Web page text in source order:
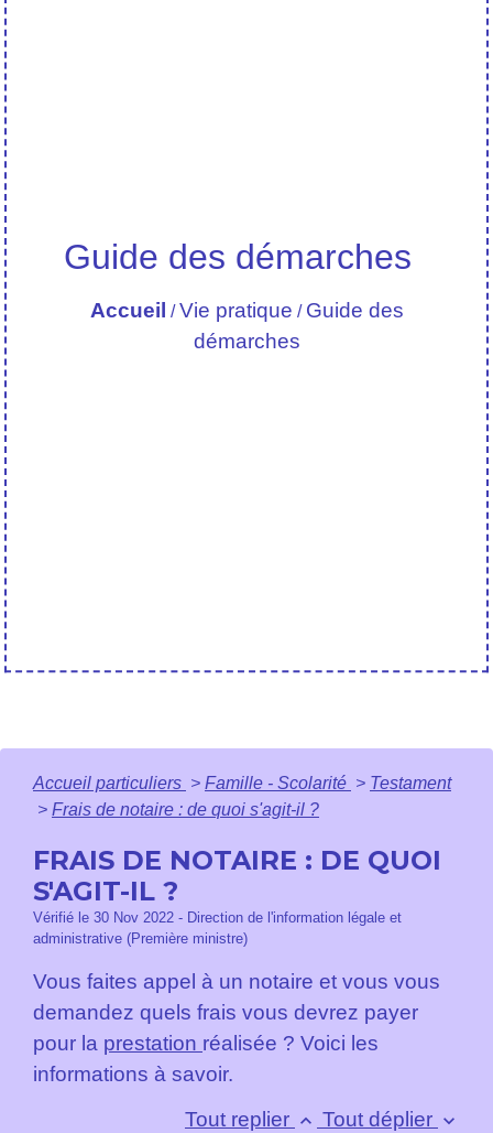
Guide des démarches
Accueil /Vie pratique / Guide des
démarches
Accueil particuliers > Famille - Scolarité > Testament
> Frais de notaire : de quoi s'agit-il ?
FRAIS DE NOTAIRE : DE QUOI
S'AGIT-IL ?
Vérifié le 30 Nov 2022 - Direction de l'information légale et
administrative (Première ministre)
Vous faites appel à un notaire et vous vous
demandez quels frais vous devrez payer
pour la prestation réalisée ? Voici les
informations à savoir.
Tout replier keyboard_arrow_up Tout déplier keyboard_arrow_down